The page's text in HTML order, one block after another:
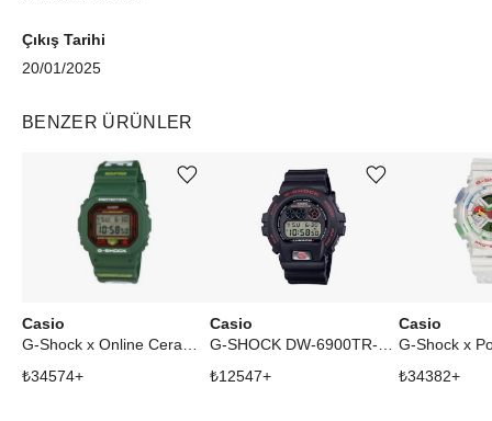
Çıkış Tarihi
20/01/2025
BENZER ÜRÜNLER
Casio
G-Shock x Online Ceramics x Hodinkee DW5600OC23-3
₺34574+
Ürünü istek listesine ekle veya listeden çıkar
Casio
G-SHOCK DW-6900TR-1DR
₺12547+
Ürünü istek listesine ekle veya listeden çıkar
Casio
₺34382+